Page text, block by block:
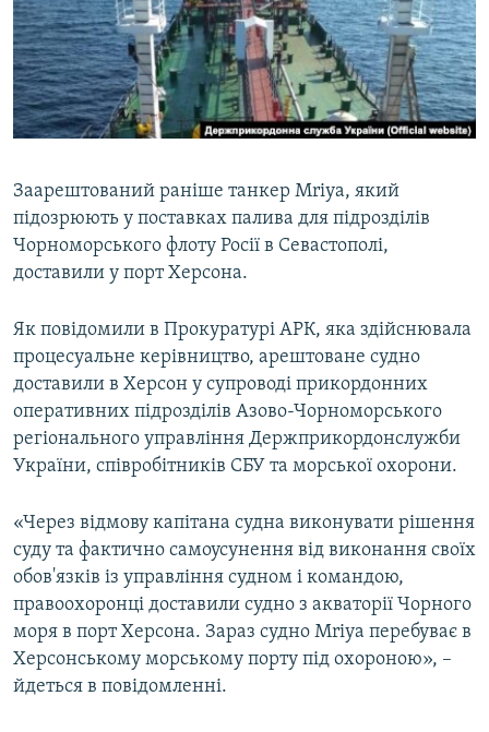
ДЕПОРТАЦІЯ
ВІДЕОУРОКИ «ELIFBE»
СВІДЧЕННЯ ОКУПАЦІЇ
УКРАЇНСЬКА ПРОБЛЕМА КРИМУ
ЯК ОБІЙТИ БЛОКУВАННЯ
Русский
Qırımtatar
Усі сайти RFE/RL
Заарештований раніше танкер Mriya, який
підозрюють у поставках палива для підрозділів
Чорноморського флоту Росії в Севастополі,
доставили у порт Херсона.
Як повідомили в Прокуратурі АРК, яка здійснювала
процесуальне керівництво, арештоване судно
доставили в Херсон у супроводі прикордонних
оперативних підрозділів Азово-Чорноморського
регіонального управління Держприкордонслужби
України, співробітників СБУ та морської охорони.
«Через відмову капітана судна виконувати рішення
суду та фактично самоусунення від виконання своїх
обов'язків із управління судном і командою,
правоохоронці доставили судно з акваторії Чорного
моря в порт Херсона. Зараз судно Mriya перебуває в
Херсонському морському порту під охороною», –
йдеться в повідомленні.